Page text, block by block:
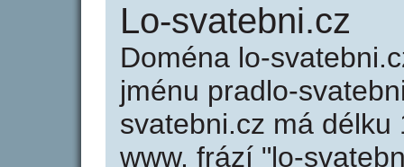
Lo-svatebni.cz
Doména lo-
jménu pradlo-
svatebni.cz má
www, frází "lo-